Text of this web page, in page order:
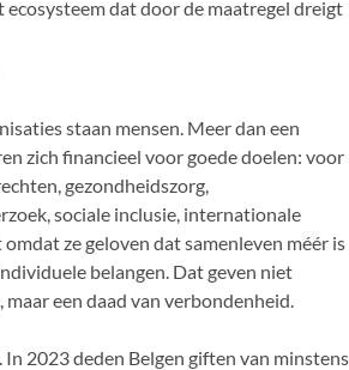
ecosysteem dat door de maatregel dreigt
staan mensen. Meer dan een
zich financieel voor goede doelen: voor
gezondheidszorg,
sociale inclusie, internationale
ze geloven dat samenleven méér is
belangen. Dat geven niet
een daad van verbondenheid.
In 2023 deden Belgen giften van minstens